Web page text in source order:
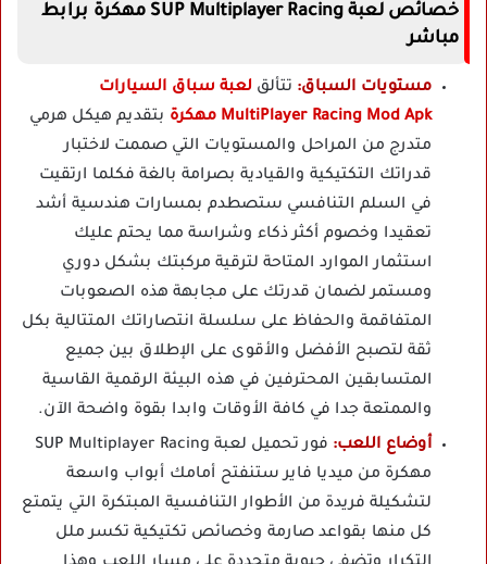
خصائص لعبة SUP Multiplayer Racing مهكرة برابط
مباشر
مستويات السباق: تتألق لعبة سباق السيارات
MultiPlayer Racing Mod Apk مهكرة
بتقديم هيكل هرمي
متدرج من المراحل والمستويات التي صممت لاختبار
قدراتك التكتيكية والقيادية بصرامة بالغة فكلما ارتقيت
في السلم التنافسي ستصطدم بمسارات هندسية أشد
تعقيدا وخصوم أكثر ذكاء وشراسة مما يحتم عليك
استثمار الموارد المتاحة لترقية مركبتك بشكل دوري
ومستمر لضمان قدرتك على مجابهة هذه الصعوبات
المتفاقمة والحفاظ على سلسلة انتصاراتك المتتالية بكل
ثقة لتصبح الأفضل والأقوى على الإطلاق بين جميع
المتسابقين المحترفين في هذه البيئة الرقمية القاسية
والممتعة جدا في كافة الأوقات وابدا بقوة واضحة الآن.
أوضاع اللعب:
فور تحميل لعبة SUP Multiplayer Racing
مهكرة من ميديا فاير ستنفتح أمامك أبواب واسعة
لتشكيلة فريدة من الأطوار التنافسية المبتكرة التي يتمتع
كل منها بقواعد صارمة وخصائص تكتيكية تكسر ملل